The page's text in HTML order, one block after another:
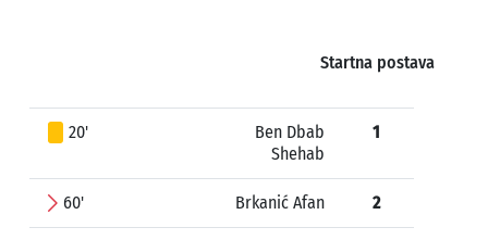
Startna postava
20'
Ben Dbab
Shehab
1
60' Brkanić Afan 2